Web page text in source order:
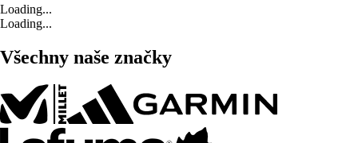
Loading...
Loading...
Všechny naše značky